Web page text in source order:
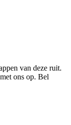
van deze ruit.
ons op. Bel